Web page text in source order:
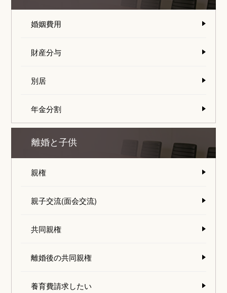
婚姻費用
財産分与
別居
年金分割
離婚と子供
親権
親子交流(面会交流)
共同親権
離婚後の共同親権
養育費請求したい